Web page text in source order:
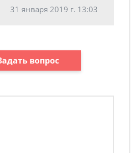
31 января 2019 г. 13:03
вопрос